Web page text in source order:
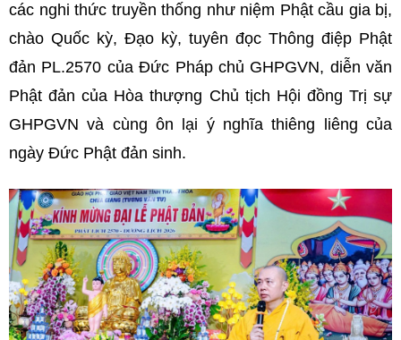
các nghi thức truyền thống như niệm Phật cầu gia bị,
chào Quốc kỳ, Đạo kỳ, tuyên đọc Thông điệp Phật
đản PL.2570 của Đức Pháp chủ GHPGVN, diễn văn
Phật đản của Hòa thượng Chủ tịch Hội đồng Trị sự
GHPGVN và cùng ôn lại ý nghĩa thiêng liêng của
ngày Đức Phật đản sinh.